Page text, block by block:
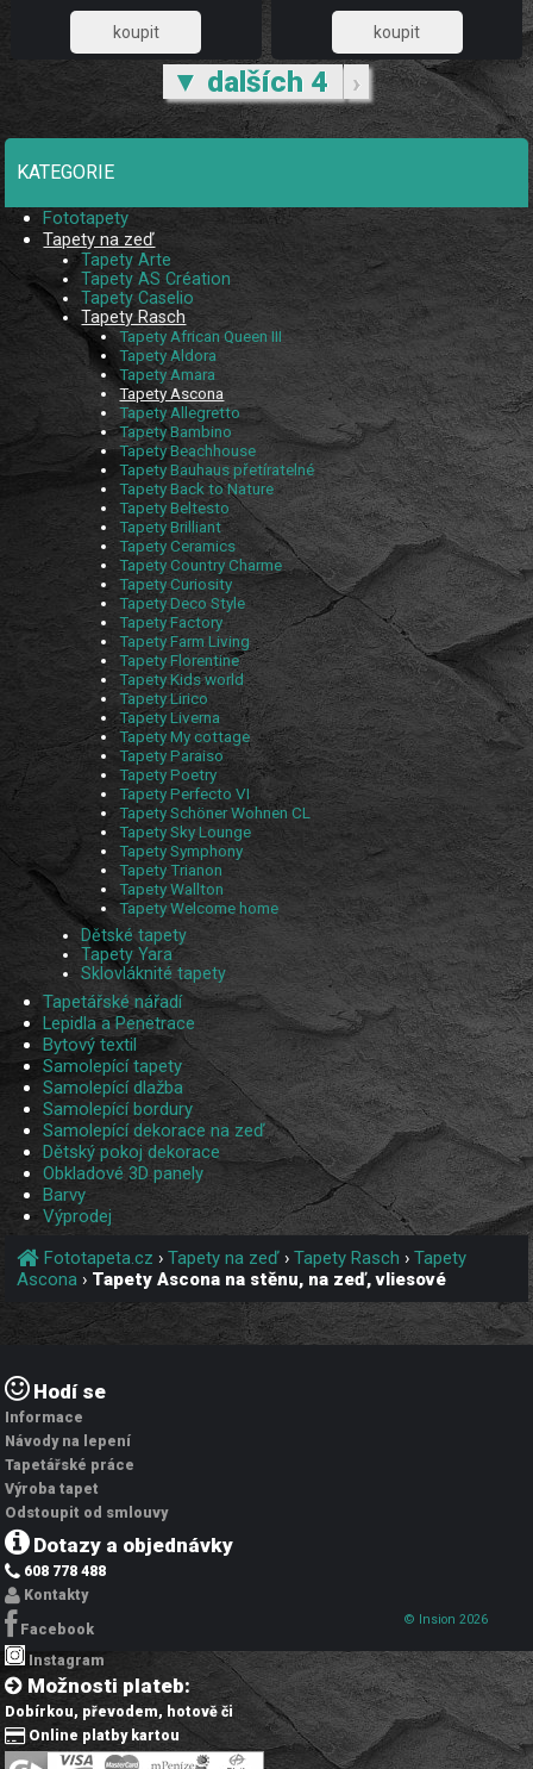
669,42 669,42
▼ dalších 4 ›
KATEGORIE
Fototapety
Tapety na zeď
Tapety Arte
Tapety AS Création
Tapety Caselio
Tapety Rasch
Tapety African Queen III
Tapety Aldora
Tapety Amara
Tapety Ascona
Tapety Allegretto
Tapety Bambino
Tapety Beachhouse
Tapety Bauhaus přetíratelné
Tapety Back to Nature
Tapety Beltesto
Tapety Brilliant
Tapety Ceramics
Tapety Country Charme
Tapety Curiosity
Tapety Deco Style
Tapety Factory
Tapety Farm Living
Tapety Florentine
Tapety Kids world
Tapety Lirico
Tapety Liverna
Tapety My cottage
Tapety Paraiso
Tapety Poetry
Tapety Perfecto VI
Tapety Schöner Wohnen CL
Tapety Sky Lounge
Tapety Symphony
Tapety Trianon
Tapety Wallton
Tapety Welcome home
Dětské tapety
Tapety Yara
Sklovláknité tapety
Tapetářské nářadí
Lepidla a Penetrace
Bytový textil
Samolepící tapety
Samolepící dlažba
Samolepící bordury
Samolepící dekorace na zeď
Dětský pokoj dekorace
Obkladové 3D panely
Barvy
Výprodej
Fototapeta.cz ›Tapety na zeď ›Tapety Rasch ›Tapety
Ascona › Tapety Ascona na stěnu, na zeď, vliesové
Hodí se
Informace
Návody na lepení
Tapetářské práce
Výroba tapet
Odstoupit od smlouvy
Dotazy a objednávky
608 778 488
Kontakty
Facebook
Instagram
Možnosti plateb:
Dobírkou, převodem, hotově či
Online platby kartou
© Insion 2026